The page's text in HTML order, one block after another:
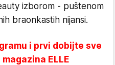
izborom - puštenom
braonkastih nijansi.
i prvi dobijte sve
ELLE